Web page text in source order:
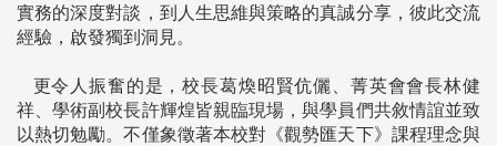
實務的深度對談，到人生思維與策略的真誠分享，彼此交流
經驗，啟發獨到洞見。
更令人振奮的是，校長葛煥昭賢伉儷、菁英會會長林健
祥、學術副校長許輝煌皆親臨現場，與學員們共敘情誼並致
以熱切勉勵。不僅象徵著本校對《觀勢匯天下》課程理念與